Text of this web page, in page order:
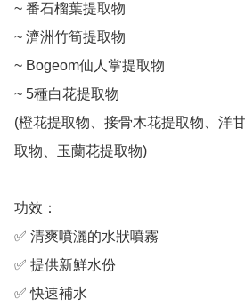
~ 番石榴葉提取物
~ 濟洲竹筍提取物
~ Bogeom仙人掌提取物
~ 5種白花提取物
(橙花提取物、接骨木花提取物、洋
取物、玉蘭花提取物)
功效：
✅ 清爽噴灑的水狀噴霧
✅ 提供新鮮水份
✅ 快速補水